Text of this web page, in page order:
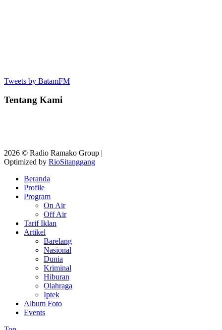
Tweets by BatamFM
Tentang Kami
2026 © Radio Ramako Group |
Optimized by RioSitanggang
Beranda
Profile
Program
On Air
Off Air
Tarif Iklan
Artikel
Barelang
Nasional
Dunia
Kriminal
Hiburan
Olahraga
Iptek
Album Foto
Events